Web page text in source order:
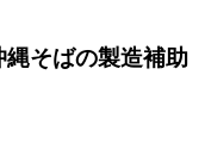
縄そばの製造補助